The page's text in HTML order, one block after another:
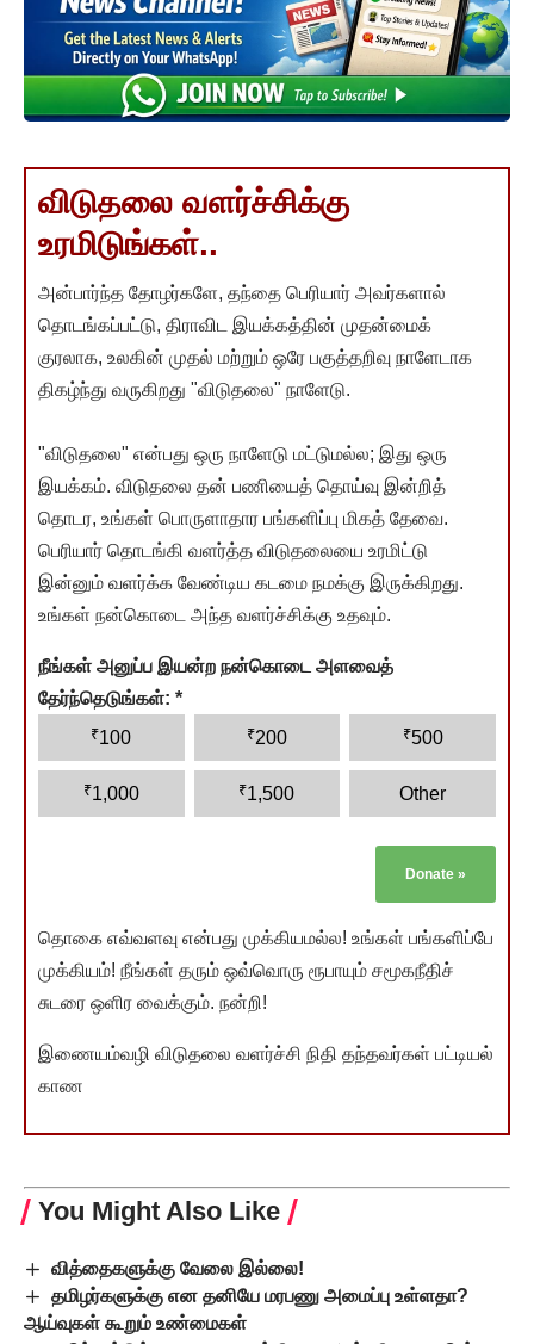
விடுதலை வளர்ச்சிக்கு
உரமிடுங்கள்..
அன்பார்ந்த தோழர்களே, தந்தை பெரியார் அவர்களால்
தொடங்கப்பட்டு, திராவிட இயக்கத்தின் முதன்மைக்
குரலாக, உலகின் முதல் மற்றும் ஒரே பகுத்தறிவு நாளேடாக
திகழ்ந்து வருகிறது "விடுதலை" நாளேடு.
"விடுதலை" என்பது ஒரு நாளேடு மட்டுமல்ல; இது ஒரு
இயக்கம். விடுதலை தன் பணியைத் தொய்வு இன்றித்
தொடர, உங்கள் பொருளாதார பங்களிப்பு மிகத் தேவை.
பெரியார் தொடங்கி வளர்த்த விடுதலையை உரமிட்டு
இன்னும் வளர்க்க வேண்டிய கடமை நமக்கு இருக்கிறது.
உங்கள் நன்கொடை அந்த வளர்ச்சிக்கு உதவும்.
நீங்கள் அனுப்ப இயன்ற நன்கொடை அளவைத்
தேர்ந்தெடுங்கள்: *
₹100 ₹200 ₹500
₹1,000 ₹1,500 Other
Donate »
தொகை எவ்வளவு என்பது முக்கியமல்ல! உங்கள் பங்களிப்பே
முக்கியம்! நீங்கள் தரும் ஒவ்வொரு ரூபாயும் சமூகநீதிச்
சுடரை ஒளிர வைக்கும். நன்றி!
இணையம்வழி விடுதலை வளர்ச்சி நிதி தந்தவர்கள் பட்டியல்
காண
You Might Also Like
வித்தைகளுக்கு வேலை இல்லை!
தமிழர்களுக்கு என தனியே மரபணு அமைப்பு உள்ளதா?
ஆய்வுகள் கூறும் உண்மைகள்